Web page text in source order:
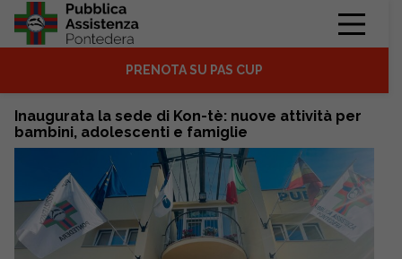
PRENOTA SU PAS CUP
Inaugurata la sede di Kon-tè: nuove attività per
bambini, adolescenti e famiglie